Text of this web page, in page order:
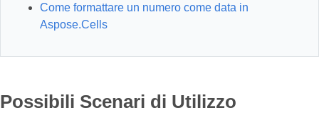
Come formattare un numero come data in
Aspose.Cells
Possibili Scenari di Utilizzo